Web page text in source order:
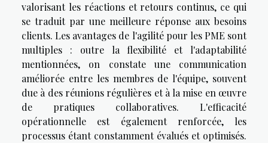
valorisant les réactions et retours continus, ce qui
se traduit par une meilleure réponse aux besoins
clients. Les avantages de l'agilité pour les PME sont
multiples : outre la flexibilité et l'adaptabilité
mentionnées, on constate une communication
améliorée entre les membres de l'équipe, souvent
due à des réunions régulières et à la mise en œuvre
de pratiques collaboratives. L'efficacité
opérationnelle est également renforcée, les
processus étant constamment évalués et optimisés.